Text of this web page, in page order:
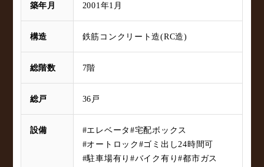
築年月 2001年1月
構造 鉄筋コンクリート造(RC造)
総階数 7階
総戸 36戸
設備 #エレベータ#宅配ボックス
#オートロック#ゴミ出し24時間可
#駐車場有り#バイク有り#都市ガス